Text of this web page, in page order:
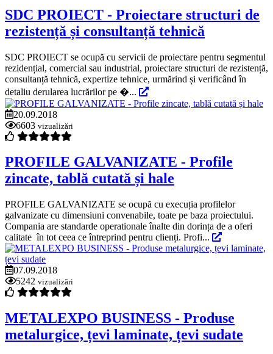
SDC PROIECT - Proiectare structuri de
rezistență și consultanță tehnică
SDC PROIECT se ocupă cu servicii de proiectare pentru segmentul
rezidențial, comercial sau industrial, proiectare structuri de rezistență,
consultanță tehnică, expertize tehnice, urmărind și verificând în
detaliu derularea lucrărilor pe �...
20.09.2018
6603 vizualizări
PROFILE GALVANIZATE - Profile
zincate, tablă cutată și hale
PROFILE GALVANIZATE se ocupă cu execuția profilelor
galvanizate cu dimensiuni convenabile, toate pe baza proiectului.
Compania are standarde operationale înalte din dorința de a oferi
calitate în tot ceea ce întreprind pentru clienți. Profi...
07.09.2018
5242 vizualizări
METALEXPO BUSINESS - Produse
metalurgice, țevi laminate, țevi sudate